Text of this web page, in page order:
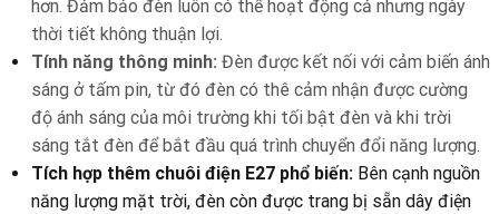
hơn. Đảm bảo đèn luôn có thể hoạt động cả nhưng ngày
thời tiết không thuận lợi.
Tính năng thông minh: Đèn được kết nối với cảm biến ánh
sáng ở tấm pin, từ đó đèn có thê cảm nhận được cường
độ ánh sáng của môi trường khi tối bật đèn và khi trời
sáng tắt đèn để bắt đầu quá trình chuyển đổi năng lượng.
Tích hợp thêm chuôi điện E27 phổ biến: Bên cạnh nguồn
năng lượng mặt trời, đèn còn được trang bị sẵn dây điện